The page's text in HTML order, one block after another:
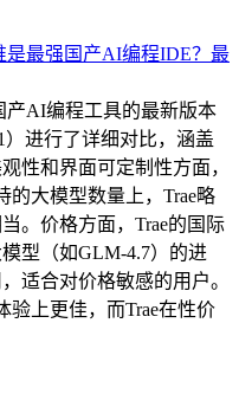
是最强国产AI编程IDE？最
产AI编程工具的最新版本
）进行了详细对比，涵盖
性和界面可定制性方面，
的大模型数量上，Trae略
。价格方面，Trae的国际
型（如GLM-4.7）的进
适合对价格敏感的用户。
验上更佳，而Trae在性价